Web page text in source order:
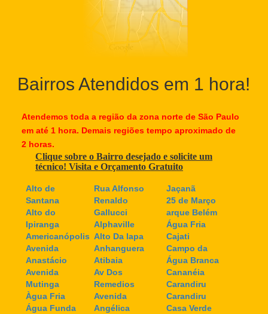
Bairros Atendidos em 1 hora!
Atendemos toda a região da zona norte de São Paulo
em até 1 hora. Demais regiões tempo aproximado de
2 horas.
Clique sobre o Bairro desejado e solicite um
técnico! Visita e Orçamento Gratuito
Alto de
Santana
Alto do
Ipiranga
Americanópolis
Avenida
Anastácio
Avenida
Mutinga
Àgua Fria
Água Funda
Rua Alfonso
Renaldo
Gallucci
Alphaville
Alto Da lapa
Anhanguera
Atibaia
Av Dos
Remedios
Avenida
Angélica
Jaçanã
25 de Março
arque Belém
Água Fria
Cajati
Campo da
Água Branca
Cananéia
Carandiru
Carandiru
Casa Verde